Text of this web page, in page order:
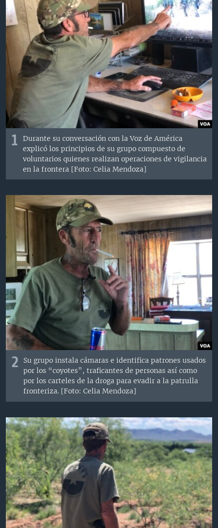
VENEZUELA
BRASIL
NICARAGUA
ECONOMÍA
ENTRETENIMIENTO Y CULTURA
TECNOLOGÍA
DEPORTES
CIENCIA Y SALUD
MULTIMEDIA
VIDEOS
FOTOGRAFÍA
AUDIOS
PROGRAMAS TV
EL MUNDO AL DÍA
FORO INTERAMERICANO
VISIÓN 360
PANORAMA
AVANCE INFORMATIVO
AUDIONOTICIAS
BUENOS DÍAS AMÉRICA
ESTADOS UNIDOS AL DÍA
FORO [RADIO]
DEPORTIVO INTERNACIONAL
ENTRETENIMIENTO
DIRECT
DOCUMENTALES DE LA VOA
Learning English
SÍGANOS
1
Durante su conversación con la Voz de América
explicó los principios de su grupo compuesto de
voluntarios quienes realizan operaciones de vigilancia
en la frontera [Foto: Celia Mendoza]
2
Su grupo instala cámaras e identifica patrones usados
por los “coyotes”, traficantes de personas así como
por los carteles de la droga para evadir a la patrulla
fronteriza. [Foto: Celia Mendoza]